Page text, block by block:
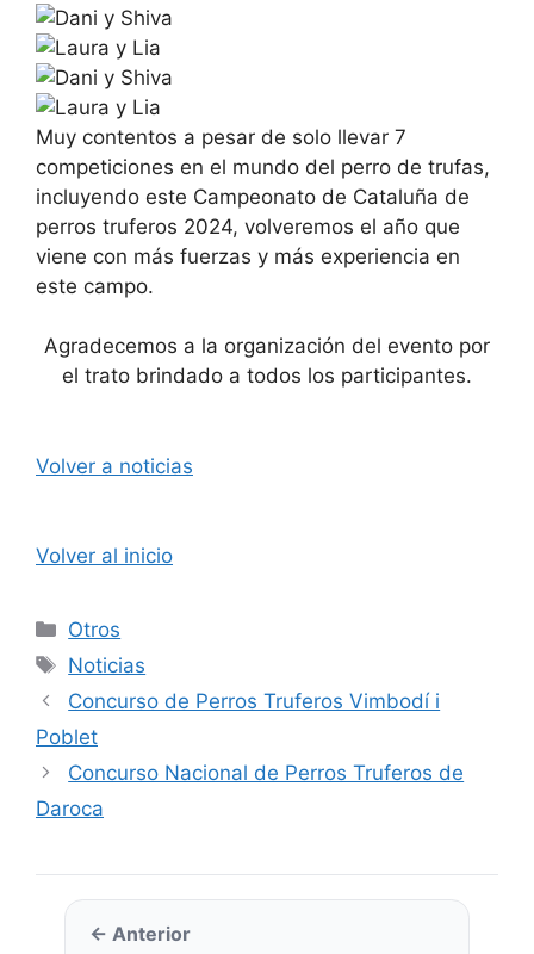
Muy contentos a pesar de solo llevar 7
competiciones en el mundo del perro de trufas,
incluyendo este Campeonato de Cataluña de
perros truferos 2024, volveremos el año que
viene con más fuerzas y más experiencia en
este campo.
Agradecemos a la organización del evento por
el trato brindado a todos los participantes.
Volver a noticias
Volver al inicio
Categorías
Otros
Etiquetas
Noticias
Concurso de Perros Truferos Vimbodí i
Poblet
Concurso Nacional de Perros Truferos de
Daroca
← Anterior